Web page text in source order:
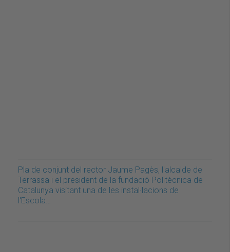
Pla de conjunt del rector Jaume Pagès, l'alcalde de
Terrassa i el president de la fundació Politècnica de
Catalunya visitant una de les instal·lacions de
l'Escola…